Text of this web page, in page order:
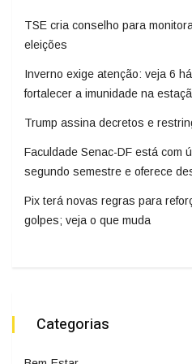
TSE cria conselho para
eleições
Inverno exige atenção: veja 6
fortalecer a imunidade na
Trump assina decretos e
Faculdade Senac-DF está com
segundo semestre e oferece
Pix terá novas regras para
golpes; veja o que muda
Categorias